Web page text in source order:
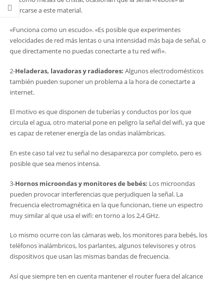
acercarse a este material.
«Funciona como un escudo». «Es posible que experimentes
velocidades de red más lentas o una intensidad más baja de señal, o
que directamente no puedas conectarte a tu red wifi».
2-Heladeras, lavadoras y radiadores: Algunos electrodomésticos
también pueden suponer un problema a la hora de conectarte a
internet.
El motivo es que disponen de tuberías y conductos por los que
circula el agua, otro material pone en peligro la señal del wifi, ya que
es capaz de retener energía de las ondas inalámbricas.
En este caso tal vez tu señal no desaparezca por completo, pero es
posible que sea menos intensa.
3-Hornos microondas y monitores de bebés: Los microondas
pueden provocar interferencias que perjudiquen la señal. La
frecuencia electromagnética en la que funcionan, tiene un espectro
muy similar al que usa el wifi: en torno a los 2,4 GHz.
Lo mismo ocurre con las cámaras web, los monitores para bebés, los
teléfonos inalámbricos, los parlantes, algunos televisores y otros
dispositivos que usan las mismas bandas de frecuencia.
Así que siempre ten en cuenta mantener el router fuera del alcance